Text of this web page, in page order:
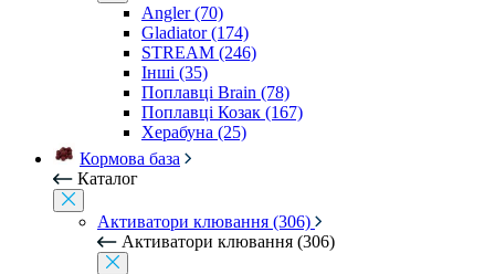
Angler (70)
Gladiator (174)
STREAM (246)
Інші (35)
Поплавці Brain (78)
Поплавці Козак (167)
Херабуна (25)
Кормова база
Каталог
Активатори клювання (306)
Активатори клювання (306)